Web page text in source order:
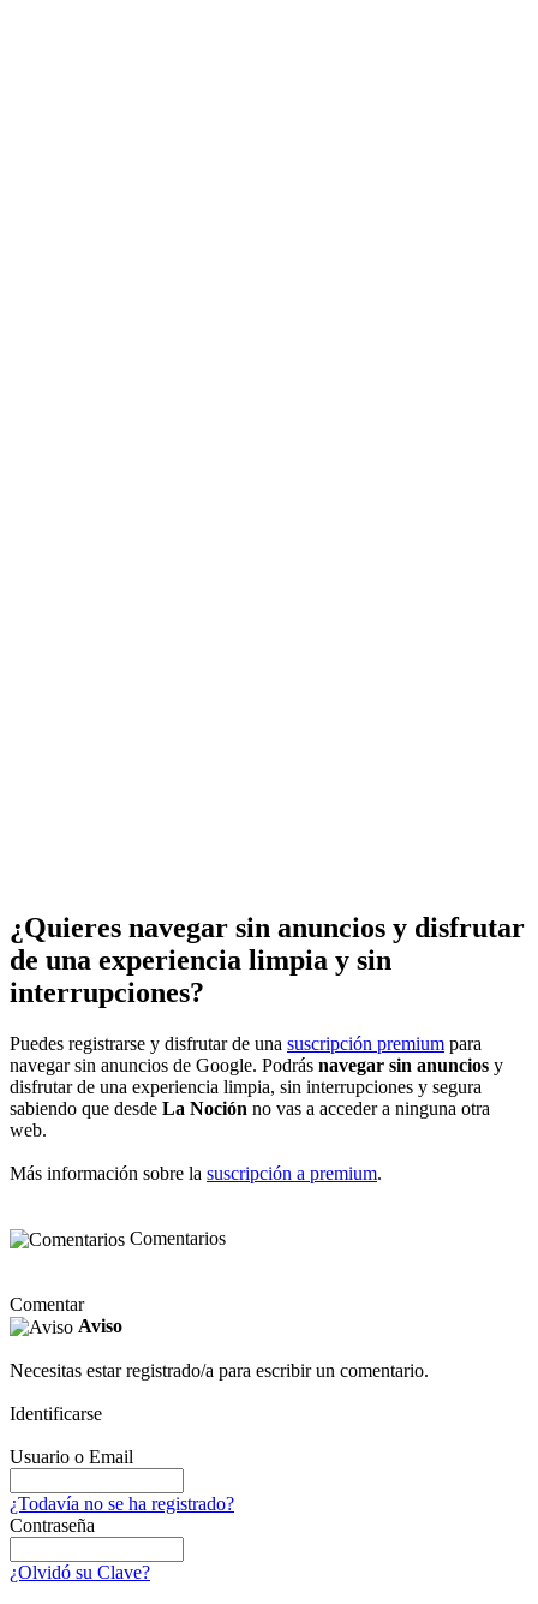
¿Quieres navegar sin anuncios y disfrutar
de una experiencia limpia y sin
interrupciones?
Puedes registrarse y disfrutar de una suscripción premium para
navegar sin anuncios de Google. Podrás navegar sin anuncios y
disfrutar de una experiencia limpia, sin interrupciones y segura
sabiendo que desde La Noción no vas a acceder a ninguna otra
web.
Más información sobre la suscripción a premium.
Comentarios
Comentar
Aviso
Necesitas estar registrado/a para escribir un comentario.
Identificarse
Usuario o Email
¿Todavía no se ha registrado?
Contraseña
¿Olvidó su Clave?